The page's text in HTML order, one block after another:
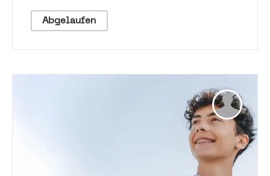
Abgelaufen